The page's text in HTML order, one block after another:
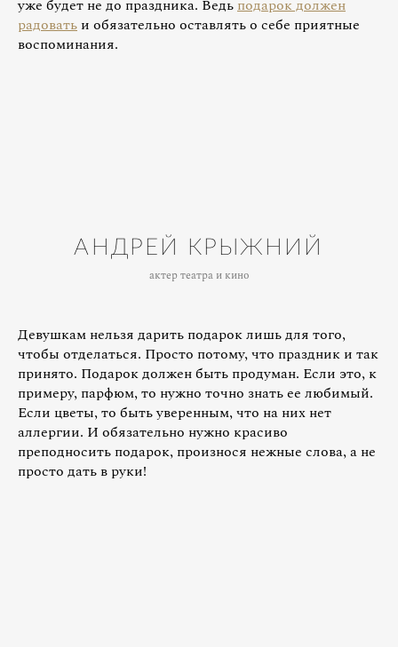
уже будет не до праздника. Ведьподарок должен
радовать и обязательно оставлять о себе приятные
воспоминания.
АНДРЕЙ КРЫЖНИЙ
актер театра и кино
Девушкам нельзя дарить подарок лишь для того,
чтобы отделаться. Просто потому, что праздник и так
принято. Подарок должен быть продуман. Если это, к
примеру, парфюм, то нужно точно знать ее любимый.
Если цветы, то быть уверенным, что на них нет
аллергии. И обязательно нужно красиво
преподносить подарок, произнося нежные слова, а не
просто дать в руки!